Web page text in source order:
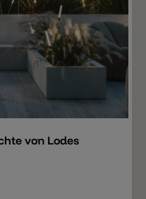
von Lodes